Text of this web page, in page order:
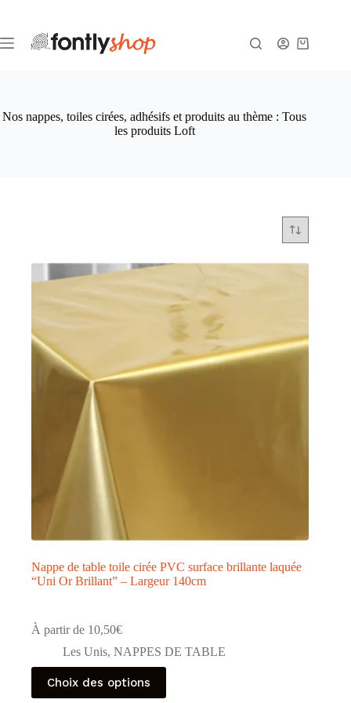
contenu
Panier
Nos nappes, toiles cirées, adhésifs et produits au thème : Tous
les produits Loft
Nappe de table toile cirée PVC surface brillante laquée
“Uni Or Brillant” – Largeur 140cm
À partir de 10,50€
Les Unis, NAPPES DE TABLE
Choix des options
Ce
produit